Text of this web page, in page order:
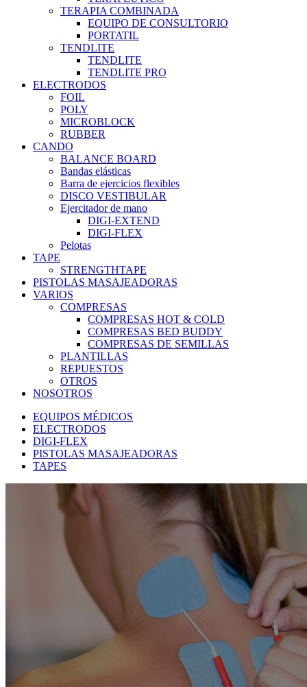
TERAPIA COMBINADA
EQUIPO DE CONSULTORIO
PORTATIL
TENDLITE
TENDLITE
TENDLITE PRO
ELECTRODOS
FOIL
POLY
MICROBLOCK
RUBBER
CANDO
BALANCE BOARD
Bandas elásticas
Barra de ejercicios flexibles
DISCO VESTIBULAR
Ejercitador de mano
DIGI-EXTEND
DIGI-FLEX
Pelotas
TAPE
STRENGTHTAPE
PISTOLAS MASAJEADORAS
VARIOS
COMPRESAS
COMPRESAS HOT & COLD
COMPRESAS BED BUDDY
COMPRESAS DE SEMILLAS
PLANTILLAS
REPUESTOS
OTROS
NOSOTROS
EQUIPOS MÉDICOS
ELECTRODOS
DIGI-FLEX
PISTOLAS MASAJEADORAS
TAPES